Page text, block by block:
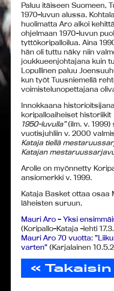
Paluu itäiseen Suomeen,
1970-luvun alussa.
huolimatta Aro alkoi
ohjelmaan 1970-luvun
tyttökoripalloilua. Aina
hän oli tuttu näky niin
joukkueenjohtajana kuin
Lopullinen paluu
kun työt Tuusniemellä
voimistelunopettajana
Innokkaana
koripalloaiheiset historiikit
1950-luvulla”(ilm. v.
vuotisjuhliin v. 2000
Kataja tiellä
Katajan
Arolle on myönnetty
ansiomerkki v. 1999.
Kataja Basket ottaa osaa
läheisten suruun.
Mauri Aro – Yksi
(Koripallo-Kataja -lehti
Mauri Aro 70 vuotta:
varten” (Karjalainen
« Takaisin